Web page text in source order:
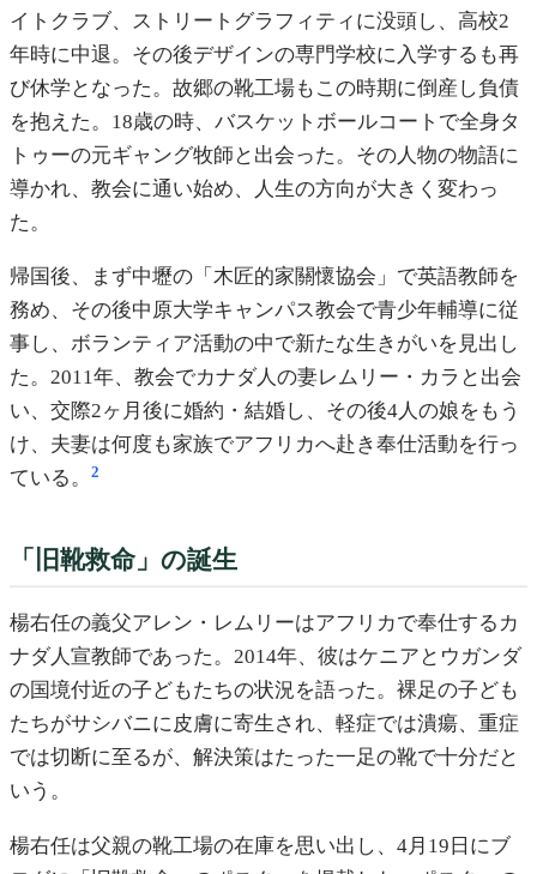
イトクラブ、ストリートグラフィティに没頭し、高校2
年時に中退。その後デザインの専門学校に入学するも再
び休学となった。故郷の靴工場もこの時期に倒産し負債
を抱えた。18歳の時、バスケットボールコートで全身タ
トゥーの元ギャング牧師と出会った。その人物の物語に
導かれ、教会に通い始め、人生の方向が大きく変わっ
た。
帰国後、まず中壢の「木匠的家關懷協会」で英語教師を
務め、その後中原大学キャンパス教会で青少年輔導に従
事し、ボランティア活動の中で新たな生きがいを見出し
た。2011年、教会でカナダ人の妻レムリー・カラと出会
い、交際2ヶ月後に婚約・結婚し、その後4人の娘をもう
け、夫妻は何度も家族でアフリカへ赴き奉仕活動を行っ
ている。
2
「旧靴救命」の誕生
楊右任の義父アレン・レムリーはアフリカで奉仕するカ
ナダ人宣教師であった。2014年、彼はケニアとウガンダ
の国境付近の子どもたちの状況を語った。裸足の子ども
たちがサシバニに皮膚に寄生され、軽症では潰瘍、重症
では切断に至るが、解決策はたった一足の靴で十分だと
いう。
楊右任は父親の靴工場の在庫を思い出し、4月19日にブ